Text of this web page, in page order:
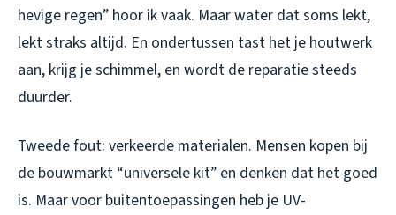
hevige regen” hoor ik vaak. Maar water dat soms lekt,
lekt straks altijd. En ondertussen tast het je houtwerk
aan, krijg je schimmel, en wordt de reparatie steeds
duurder.
Tweede fout: verkeerde materialen. Mensen kopen bij
de bouwmarkt “universele kit” en denken dat het goed
is. Maar voor buitentoepassingen heb je UV-